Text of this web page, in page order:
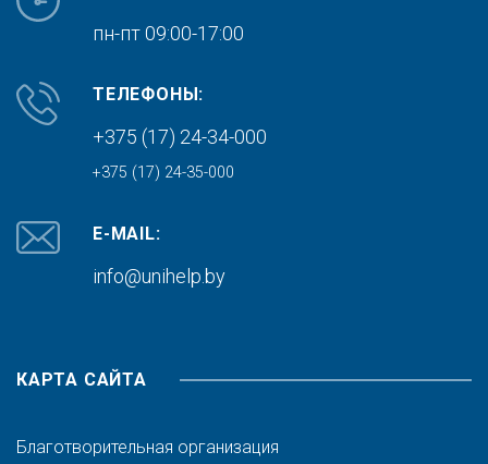
пн-пт 09:00-17:00
ТЕЛЕФОНЫ:
+375 (17) 24-34-000
+375 (17) 24-35-000
E-MAIL:
info@unihelp.by
КАРТА САЙТА
Благотворительная организация